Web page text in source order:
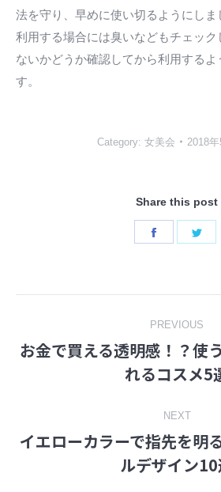
法を守り、早めに使い切るようにしま
利用する場合には臭いなどもチェッ
ないかどうか確認してから利用する
す。
Category: 女美会 2018
Share this post
Share
navigation
PREVIOUS
Previous
post:
お金で買える透明感！？使
れるコスメ5
NEXT
Next
post:
イエローカラーで指先を明
ルデザイン